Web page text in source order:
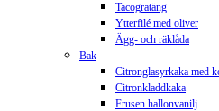
Tacogratäng
Ytterfilé med oliver
Ägg- och räklåda
Bak
Citronglasyrkaka med
Citronkladdkaka
Frusen hallonvanilj